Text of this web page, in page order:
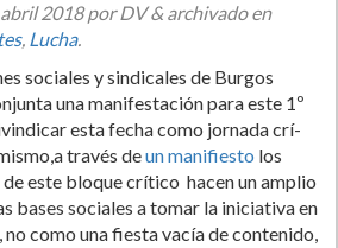
2018por DV&archivado en
, Lucha.
sociales y sindicales de Burgos
una manifestación para este 1º
esta fecha como jornada crí­
través deun manifiesto los
este bloque crí­tico hacen un amplio
bases sociales a tomar la iniciativa en
como una fiesta vací­a de contenido,